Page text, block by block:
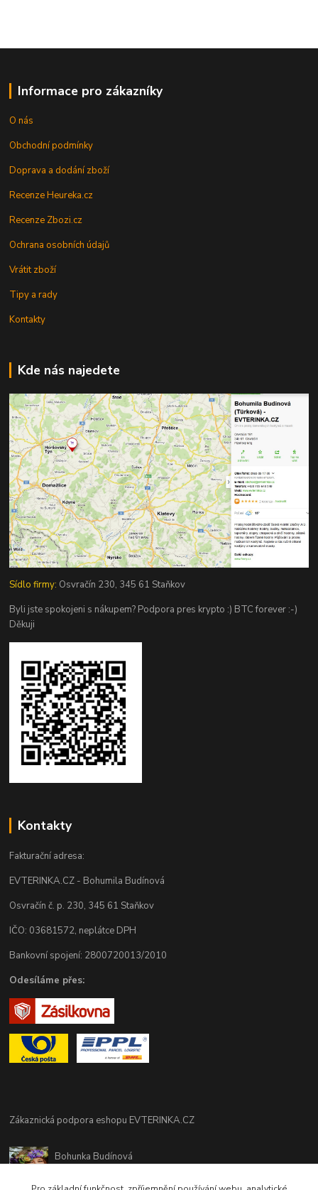
Informace pro zákazníky
O nás
Obchodní podmínky
Doprava a dodání zboží
Recenze Heureka.cz
Recenze Zbozi.cz
Ochrana osobních údajů
Vrátit zboží
Tipy a rady
Kontakty
Kde nás najedete
Sídlo firmy: Osvračín 230, 345 61 Staňkov
Byli jste spokojeni s nákupem? Podpora pres krypto :) BTC forever :-)
Děkuji
Kontakty
Fakturační adresa:
EVTERINKA.CZ - Bohumila Budínová
Osvračín č. p. 230, 345 61 Staňkov
IČO: 03681572, neplátce DPH
Bankovní spojení: 2800720013/2010
Odesíláme přes:
Zákaznická podpora eshopu EVTERINKA.CZ
Bohunka Budínová
(Po-Pá - 9:00-17:00hod, So 8:00-12:00hod)